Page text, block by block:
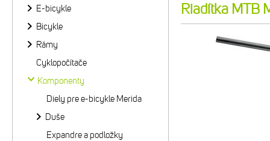
Riadítka MTB
E-bicykle
Bicykle
Rámy
Cyklopočítače
Komponenty
Diely pre e-bicykle Merida
Duše
Expandre a podložky